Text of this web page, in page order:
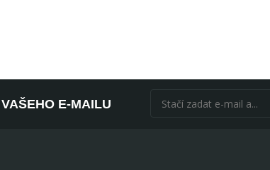
E-MAILU